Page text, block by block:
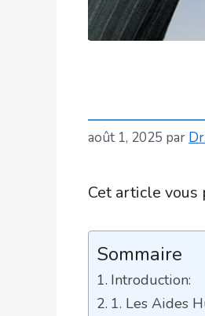
août 1, 2025 par
Cet article
Sommaire
Introduction:
1. Les Aides